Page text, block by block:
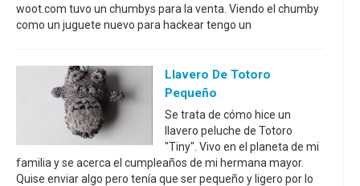
woot.com tuvo un chumbys para la venta. Viendo el chumby
como un juguete nuevo para hackear tengo un
Llavero De Totoro
Pequeño
Se trata de cómo hice un
llavero peluche de Totoro
"Tiny". Vivo en el planeta de mi
familia y se acerca el cumpleaños de mi hermana mayor.
Quise enviar algo pero tenía que ser pequeño y ligero por lo